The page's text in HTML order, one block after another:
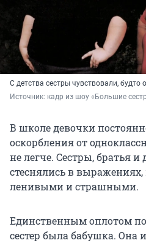
С детства сестры чувствовали, будто
Источник: кадр из шоу «Большие
В школе девочки
оскорбления от
не легче. Сестры, братья
стеснялись в
ленивыми и страшными.
Единственным оплотом
сестер была бабушка.